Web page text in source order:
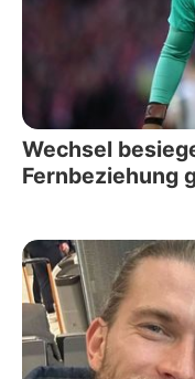
Wechsel
Fernbeziehung